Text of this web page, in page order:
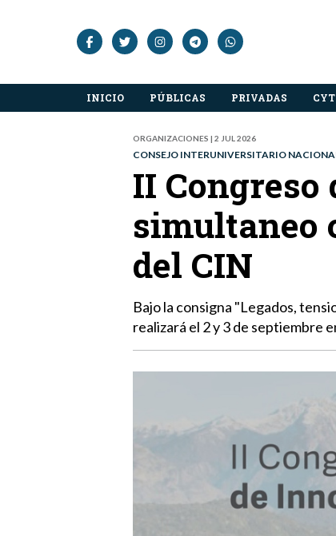
INICIO PÚBLICAS PRIVADAS CYT
ORGANIZACIONES | 2 JUL 2026
CONSEJO INTERUNIVERSITARIO
II
simultaneo
del CIN
Bajo la consigna "Legados,
realizará el 2 y 3 de septiembre